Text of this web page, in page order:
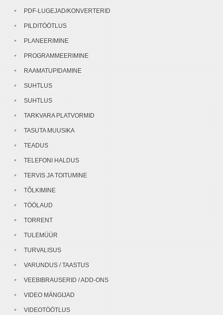
PDF-LUGEJAD/KONVERTERID
PILDITÖÖTLUS
PLANEERIMINE
PROGRAMMEERIMINE
RAAMATUPIDAMINE
SUHTLUS
SUHTLUS
TARKVARA PLATVORMID
TASUTA MUUSIKA
TEADUS
TELEFONI HALDUS
TERVIS JA TOITUMINE
TÕLKIMINE
TÖÖLAUD
TORRENT
TULEMÜÜR
TURVALISUS
VARUNDUS / TAASTUS
VEEBIBRAUSERID / ADD-ONS
VIDEO MÄNGIJAD
VIDEOTÖÖTLUS